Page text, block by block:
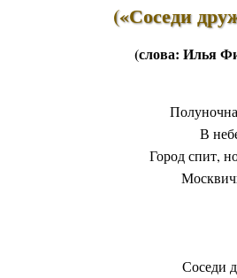
(«Соседи
(слова: Илья
В
Город спит,
Соседи